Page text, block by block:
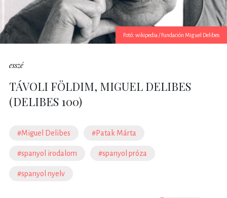
Fotó: wikipedia / Fundación Miguel Delibes
esszé
TÁVOLI FÖLDIM, MIGUEL DELIBES
(DELIBES 100)
#Miguel Delibes #Patak Márta
#spanyol irodalom #spanyol próza
#spanyol nyelv